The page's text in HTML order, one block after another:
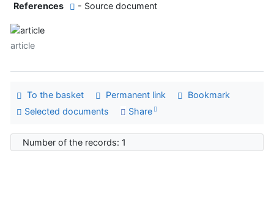
References
- Source document
article
To the basket Permanent link
Bookmark
Selected documents
Share
Number of the records: 1